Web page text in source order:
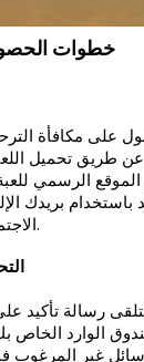
خطوات
على مكافأة
عن طريق تحميل
الرسمي
بريدك
الاجتماعي مثل فيسبوك أو جوجل.
2.
رسالة تأكيد
الوارد الخاص
غير المرغوب